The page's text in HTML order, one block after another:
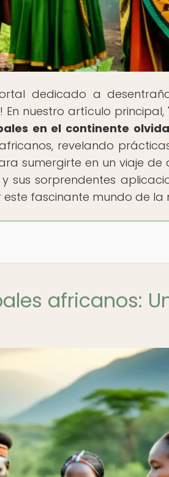
dedicado a
nuestro artículo principal,
en el continente
revelando
sumergirte en un viaje de
sus sorprendentes
fascinante mundo de la
africanos: